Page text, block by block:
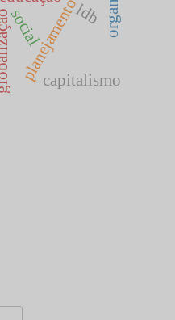
capitalismo
social ldb